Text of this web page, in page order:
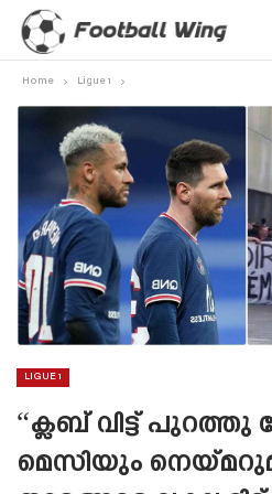
Home Ligue 1
LIGUE 1
“ക്ലബ് വിട്ട്
മെസിയും